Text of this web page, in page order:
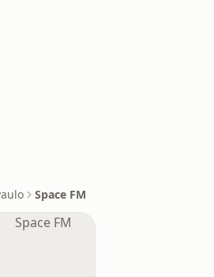
Space FM